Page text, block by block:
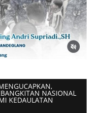
NASIONAL
KEDAULATAN